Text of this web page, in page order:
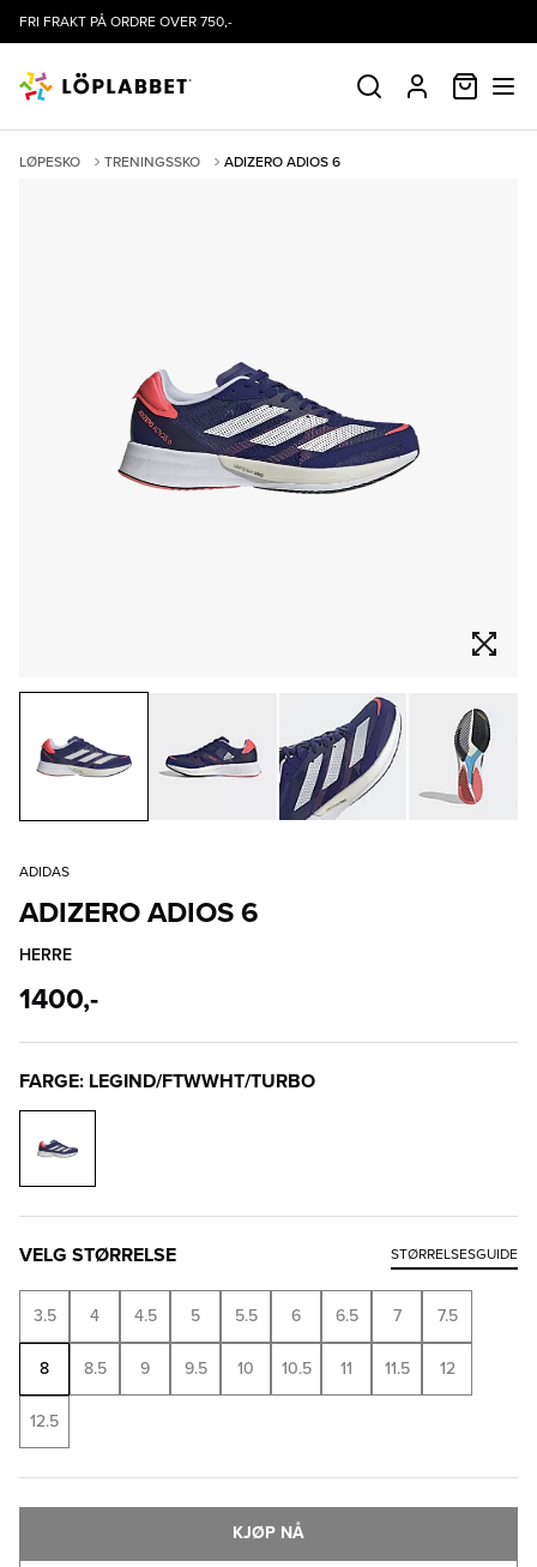
FRI FRAKT PÅ ORDRE OVER 750,-
SØK PROFIL
LØPESKO TRENINGSSKO ADIZERO ADIOS 6
ADIDAS
ADIZERO ADIOS 6
HERRE
1400,-
FARGE: LEGIND/FTWWHT/TURBO
VELG STØRRELSE STØRRELSESGUIDE
3.5 4 4.5 5 5.5 6 6.5 7 7.5
8 8.5 9 9.5 10 10.5 11 11.5 12
12.5
KJØP NÅ